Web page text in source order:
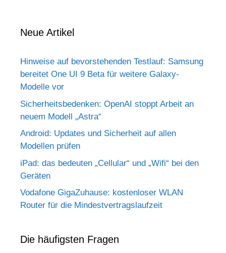
Neue Artikel
Hinweise auf bevorstehenden Testlauf: Samsung
bereitet One UI 9 Beta für weitere Galaxy-
Modelle vor
Sicherheitsbedenken: OpenAI stoppt Arbeit an
neuem Modell „Astra“
Android: Updates und Sicherheit auf allen
Modellen prüfen
iPad: das bedeuten „Cellular“ und „Wifi“ bei den
Geräten
Vodafone GigaZuhause: kostenloser WLAN
Router für die Mindestvertragslaufzeit
Die häufigsten Fragen